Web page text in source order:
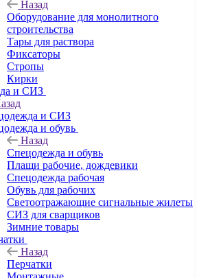
Назад
Оборудование для монолитного
строительства
Тары для раствора
Фиксаторы
Стропы
Кирки
и СИЗ
и СИЗ
и обувь
Назад
Спецодежда и обувь
Плащи рабочие, дождевики
Спецодежда рабочая
Обувь для рабочих
Светоотражающие сигнальные жилеты
СИЗ для сварщиков
Зимние товары
Назад
Перчатки